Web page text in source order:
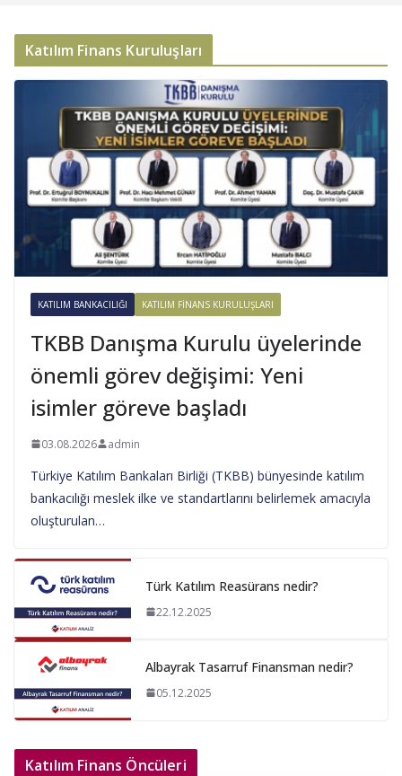
Katılım Finans Kuruluşları
KATILIM BANKACILIĞI KATILIM FINANS KURULUŞLARI
TKBB Danışma Kurulu üyelerinde
önemli görev değişimi: Yeni
isimler göreve başladı
03.08.2026 admin
Türkiye Katılım Bankaları Birliği (TKBB) bünyesinde katılım
bankacılığı meslek ilke ve standartlarını belirlemek amacıyla
oluşturulan…
Türk Katılım Reasürans nedir?
22.12.2025
Albayrak Tasarruf Finansman nedir?
05.12.2025
Katılım Finans Öncüleri